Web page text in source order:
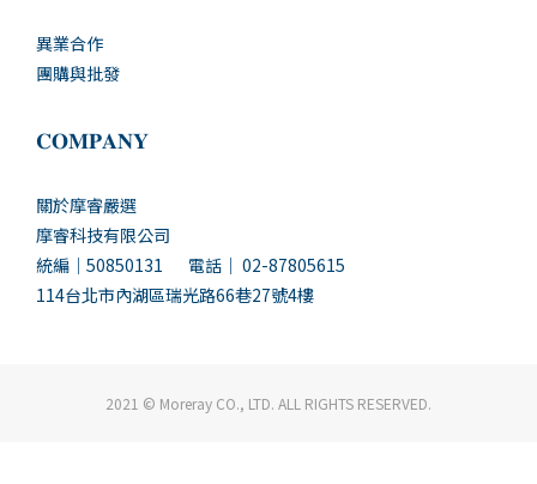
異業合作
團購與批發
𝐂𝐎𝐌𝐏𝐀𝐍𝐘
關於摩睿嚴選
摩睿科技有限公司
統編｜50850131 電話｜ 02-87805615
114台北市內湖區瑞光路66巷27號4樓
2021 © Moreray CO., LTD. ALL RIGHTS RESERVED.